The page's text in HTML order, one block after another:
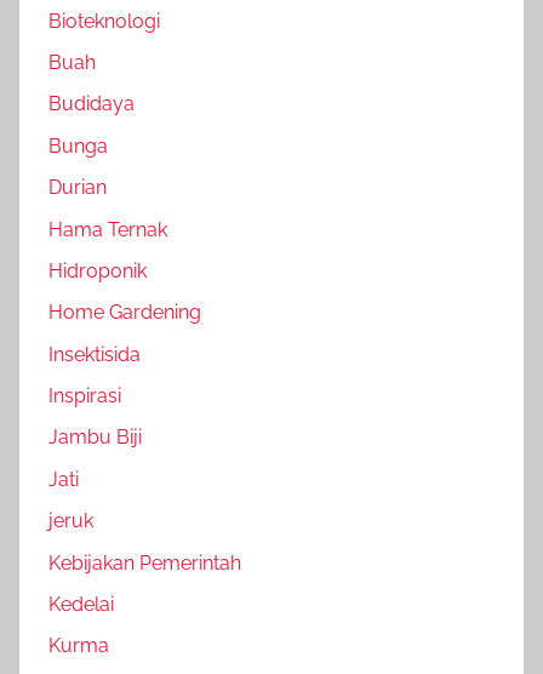
Bioteknologi
Buah
Budidaya
Bunga
Durian
Hama Ternak
Hidroponik
Home Gardening
Insektisida
Inspirasi
Jambu Biji
Jati
jeruk
Kebijakan Pemerintah
Kedelai
Kurma